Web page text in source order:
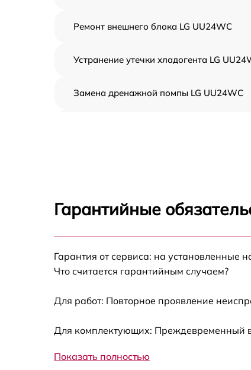
Ремонт внешнего блока LG UU24WC
Устранение утечки хладогента LG
Замена дренажной помпы LG UU24WC
Гарантийные
Гарантия от сервиса: на установленные
Что считается гарантийным случаем?
Для работ: Повторное проявление
Для комплектующих: Преждевременный
Показать полностью